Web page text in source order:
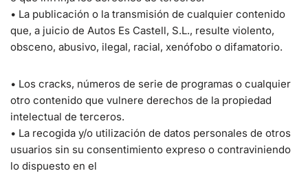
• La publicación o la transmisión de cualquier contenido
que, a juicio de Autos Es Castell, S.L., resulte violento,
obsceno, abusivo, ilegal, racial, xenófobo o difamatorio.
• Los cracks, números de serie de programas o cualquier
otro contenido que vulnere derechos de la propiedad
intelectual de terceros.
• La recogida y/o utilización de datos personales de otros
usuarios sin su consentimiento expreso o contraviniendo
lo dispuesto en el